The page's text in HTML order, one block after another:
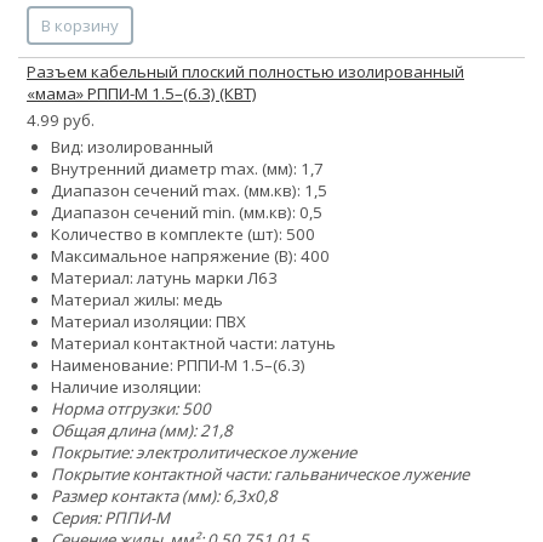
В корзину
Разъем кабельный плоский полностью изолированный
«мама» РППИ-М 1.5–(6.3) (КВТ)
4.99 руб.
Вид: изолированный
Внутренний диаметр max. (мм): 1,7
Диапазон сечений max. (мм.кв): 1,5
Диапазон сечений min. (мм.кв): 0,5
Количество в комплекте (шт): 500
Максимальное напряжение (В): 400
Материал: латунь марки Л63
Материал жилы: медь
Материал изоляции: ПВХ
Материал контактной части: латунь
Наименование: РППИ-М 1.5–(6.3)
Наличие изоляции:
Норма отгрузки: 500
Общая длина (мм): 21,8
Покрытие: электролитическое лужение
Покрытие контактной части: гальваническое лужение
Размер контакта (мм): 6,3x0,8
Серия: РППИ-М